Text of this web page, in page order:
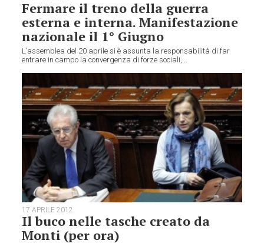
Fermare il treno della guerra
esterna e interna. Manifestazione
nazionale il 1° Giugno
L’assemblea del 20 aprile si è assunta la responsabilità di far
entrare in campo la convergenza di forze sociali,...
17 APRILE 2012
Il buco nelle tasche creato da
Monti (per ora)